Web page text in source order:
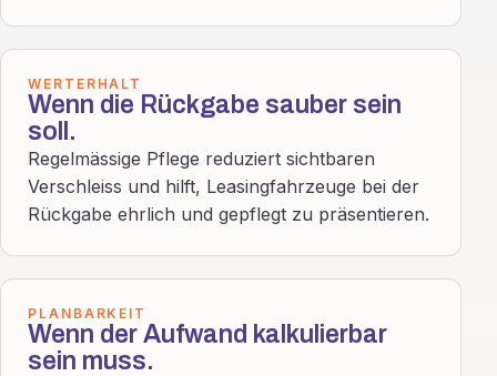
WERTERHALT
Wenn die Rückgabe sauber sein
soll.
Regelmässige Pflege reduziert sichtbaren
Verschleiss und hilft, Leasingfahrzeuge bei der
Rückgabe ehrlich und gepflegt zu präsentieren.
PLANBARKEIT
Wenn der Aufwand kalkulierbar
sein muss.